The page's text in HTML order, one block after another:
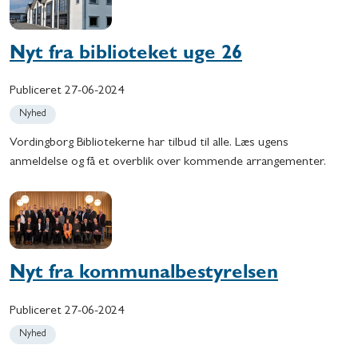
Nyt fra biblioteket uge 26
Publiceret 27-06-2024
Nyhed
Vordingborg Bibliotekerne har tilbud til alle. Læs ugens
anmeldelse og få et overblik over kommende arrangementer.
Nyt fra kommunalbestyrelsen
Publiceret 27-06-2024
Nyhed